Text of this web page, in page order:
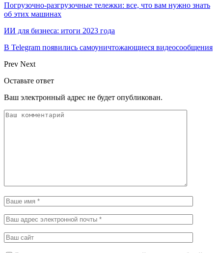
Погрузочно-разгрузочные тележки: все, что вам нужно знать
об этих машинах
ИИ для бизнеса: итоги 2023 года
В Telegram появились самоуничтожающиеся видеосообщения
Prev Next
Оставьте ответ
Ваш электронный адрес не будет опубликован.